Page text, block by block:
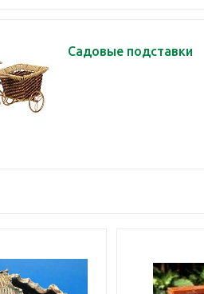
Садовые подставки